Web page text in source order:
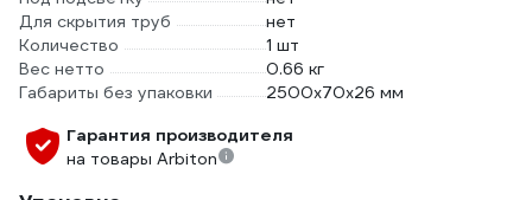
Для скрытия труб
нет
Количество
1 шт
Вес нетто
0.66 кг
Габариты без упаковки
2500х70х26 мм
Гарантия производителя
на товары Arbiton